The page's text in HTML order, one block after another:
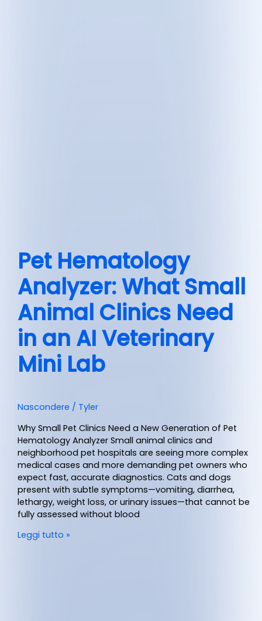
Pet Hematology
Analyzer: What Small
Animal Clinics Need
in an AI Veterinary
Mini Lab
Nascondere / Tyler
Why Small Pet Clinics Need a New Generation of Pet
Hematology Analyzer Small animal clinics and
neighborhood pet hospitals are seeing more complex
medical cases and more demanding pet owners who
expect fast, accurate diagnostics. Cats and dogs
present with subtle symptoms—vomiting, diarrhea,
lethargy, weight loss, or urinary issues—that cannot be
fully assessed without blood
Leggi tutto »